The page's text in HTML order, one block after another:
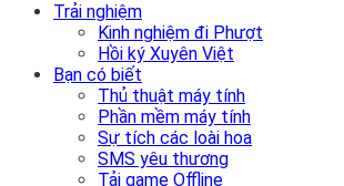
Trải nghiệm
Kinh nghiệm đi Phượt
Hồi ký Xuyên Việt
Bạn có biết
Thủ thuật máy tính
Phần mềm máy tính
Sự tích các loài hoa
SMS yêu thương
Tải game Offline